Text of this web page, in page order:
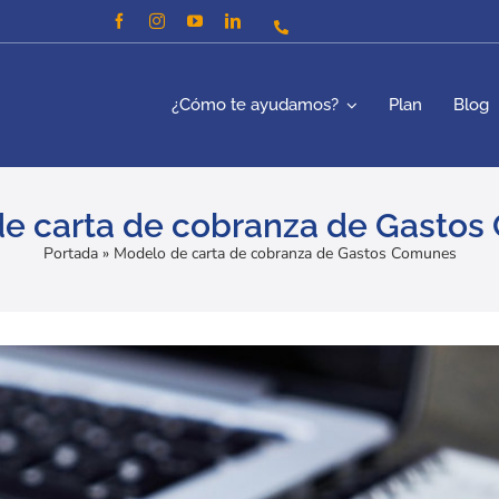
¿Cómo te ayudamos? Plan Blog
carta de cobranza de Gastos
Portada» Modelo de carta de cobranza de Gastos Comunes